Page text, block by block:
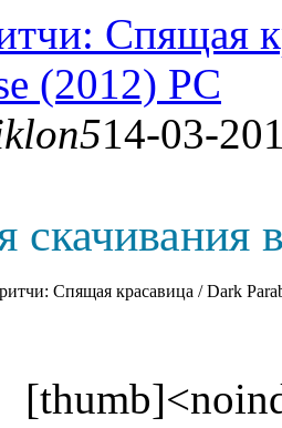
Спящая
(2012) PC
14-03-
скачивания